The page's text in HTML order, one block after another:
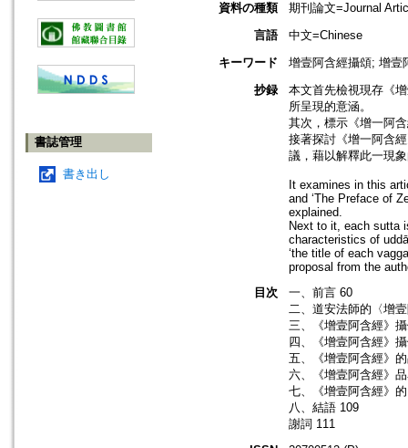
書誌管理
書き出し
資料の種類
期刊論文=Journal
言語
中文=Chinese
キーワード
增壹阿含經攝頌; 增壹
抄録
本文首先檢視現存《
所呈現的意涵。
其次，標示《增一阿
接著探討《增一阿含
議，藉以解釋此一現
It examines in this
and ‘The Preface of
explained.
Next to it, each sutta
characteristics of
‘the title of each
proposal from the
目次
一、前言 60
二、道安法師的〈增
三、《增壹阿含經》
四、《增壹阿含經》
五、《增壹阿含經》
六、《增壹阿含經》
七、《增壹阿含經》
八、結語 109
謝詞 111